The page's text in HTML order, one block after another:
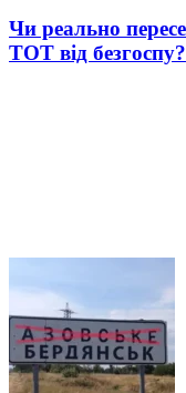
Чи реально
ТОТ від безгоспу?